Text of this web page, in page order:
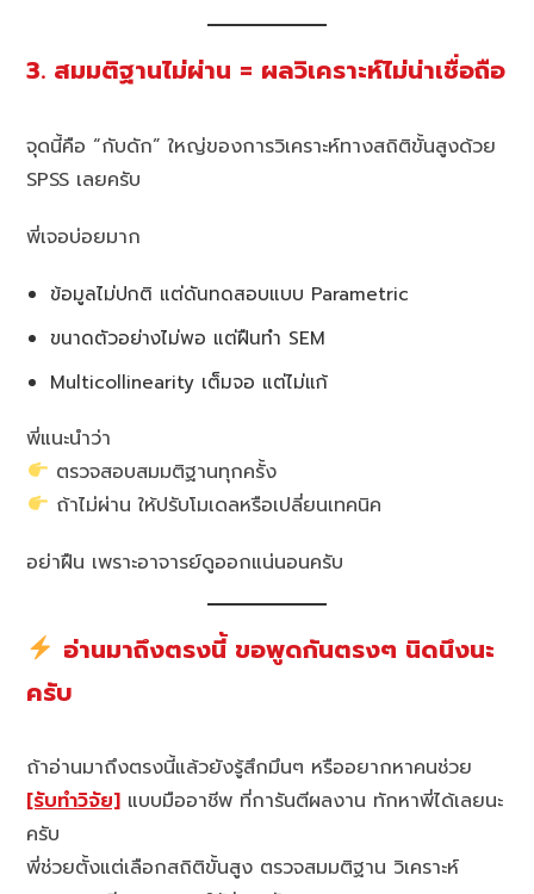
3. สมมติฐานไม่ผ่าน = ผลวิเคราะห์ไม่น่าเชื่อถือ
จุดนี้คือ “กับดัก” ใหญ่ของการวิเคราะห์ทางสถิติขั้นสูงด้วย
SPSS เลยครับ
พี่เจอบ่อยมาก
ข้อมูลไม่ปกติ แต่ดันทดสอบแบบ Parametric
ขนาดตัวอย่างไม่พอ แต่ฝืนทำ SEM
Multicollinearity เต็มจอ แต่ไม่แก้
พี่แนะนำว่า
ตรวจสอบสมมติฐานทุกครั้ง
ถ้าไม่ผ่าน ให้ปรับโมเดลหรือเปลี่ยนเทคนิค
อย่าฝืน เพราะอาจารย์ดูออกแน่นอนครับ
อ่านมาถึงตรงนี้ ขอพูดกันตรงๆ นิดนึงนะ
ครับ
ถ้าอ่านมาถึงตรงนี้แล้วยังรู้สึกมึนๆ หรืออยากหาคนช่วย
[รับทำวิจัย] แบบมืออาชีพ ที่การันตีผลงาน ทักหาพี่ได้เลยนะ
ครับ
พี่ช่วยตั้งแต่เลือกสถิติขั้นสูง ตรวจสมมติฐาน วิเคราะห์